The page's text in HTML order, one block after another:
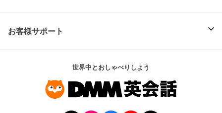
お客様サポート
世界中とおしゃべりしよう